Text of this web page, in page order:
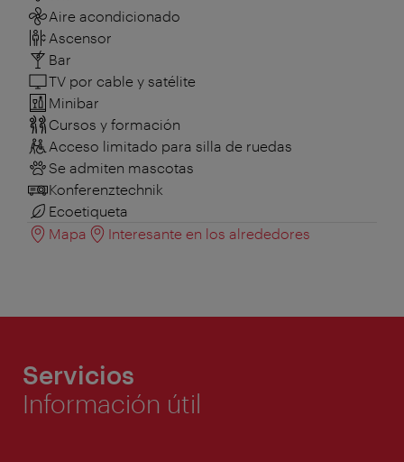
Aire acondicionado
Ascensor
Bar
TV por cable y satélite
Minibar
Cursos y formación
Acceso limitado para silla de ruedas
Se admiten mascotas
Konferenztechnik
Ecoetiqueta
Mapa
Interesante en los alrededores
Servicios
Información útil